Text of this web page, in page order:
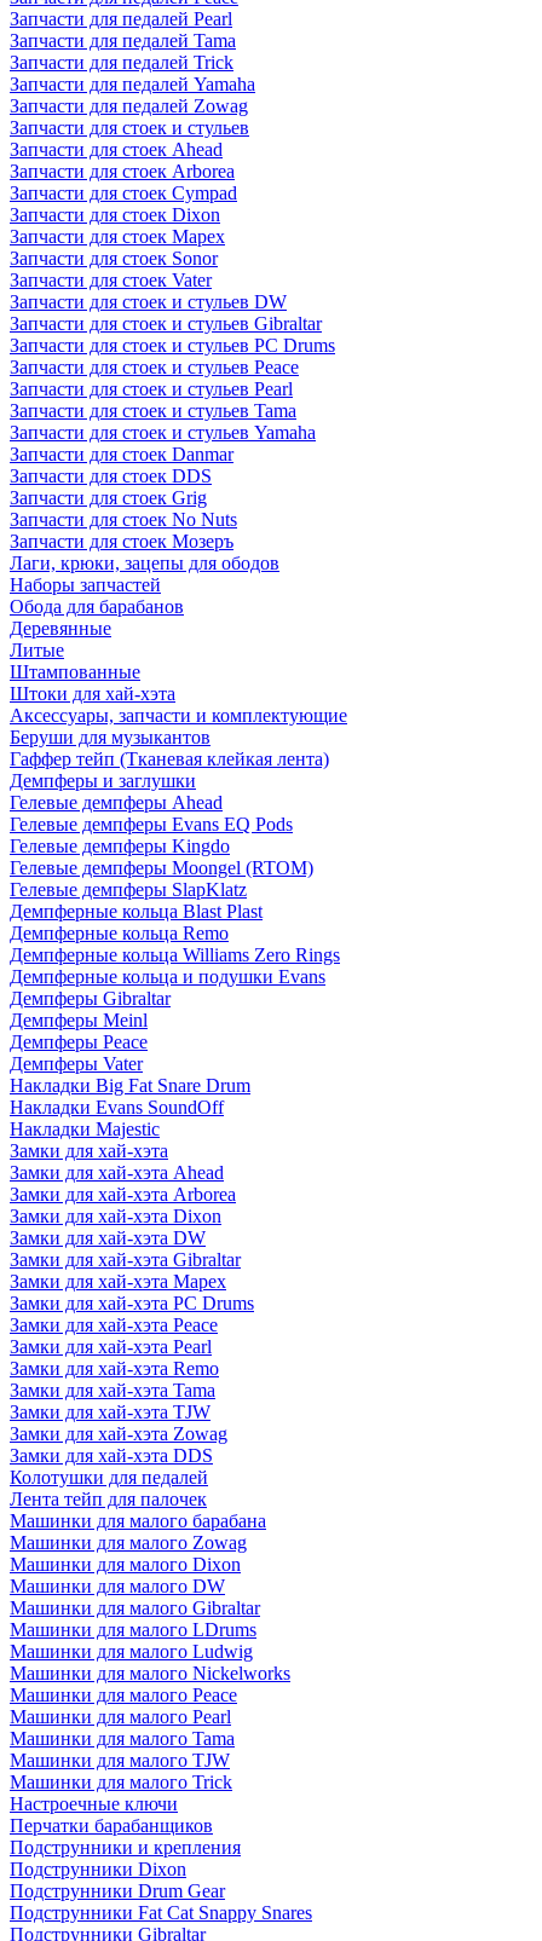
Запчасти для педалей Pearl
Запчасти для педалей Tama
Запчасти для педалей Trick
Запчасти для педалей Yamaha
Запчасти для педалей Zowag
Запчасти для стоек и стульев
Запчасти для стоек Ahead
Запчасти для стоек Arborea
Запчасти для стоек Cympad
Запчасти для стоек Dixon
Запчасти для стоек Mapex
Запчасти для стоек Sonor
Запчасти для стоек Vater
Запчасти для стоек и стульев DW
Запчасти для стоек и стульев Gibraltar
Запчасти для стоек и стульев PC Drums
Запчасти для стоек и стульев Peace
Запчасти для стоек и стульев Pearl
Запчасти для стоек и стульев Tama
Запчасти для стоек и стульев Yamaha
Запчасти для стоек Danmar
Запчасти для стоек DDS
Запчасти для стоек Grig
Запчасти для стоек No Nuts
Запчасти для стоек Мозеръ
Лаги, крюки, зацепы для ободов
Наборы запчастей
Обода для барабанов
Деревянные
Литые
Штампованные
Штоки для хай-хэта
Аксессуары, запчасти и комплектующие
Беруши для музыкантов
Гаффер тейп (Тканевая клейкая лента)
Демпферы и заглушки
Гелевые демпферы Ahead
Гелевые демпферы Evans EQ Pods
Гелевые демпферы Kingdo
Гелевые демпферы Moongel (RTOM)
Гелевые демпферы SlapKlatz
Демпферные кольца Blast Plast
Демпферные кольца Remo
Демпферные кольца Williams Zero Rings
Демпферные кольца и подушки Evans
Демпферы Gibraltar
Демпферы Meinl
Демпферы Peace
Демпферы Vater
Накладки Big Fat Snare Drum
Накладки Evans SoundOff
Накладки Majestic
Замки для хай-хэта
Замки для хай-хэта Ahead
Замки для хай-хэта Arborea
Замки для хай-хэта Dixon
Замки для хай-хэта DW
Замки для хай-хэта Gibraltar
Замки для хай-хэта Mapex
Замки для хай-хэта PC Drums
Замки для хай-хэта Peace
Замки для хай-хэта Pearl
Замки для хай-хэта Remo
Замки для хай-хэта Tama
Замки для хай-хэта TJW
Замки для хай-хэта Zowag
Замки для хай-хэта DDS
Колотушки для педалей
Лента тейп для палочек
Машинки для малого барабана
Машинки для малого Zowag
Машинки для малого Dixon
Машинки для малого DW
Машинки для малого Gibraltar
Машинки для малого LDrums
Машинки для малого Ludwig
Машинки для малого Nickelworks
Машинки для малого Peace
Машинки для малого Pearl
Машинки для малого Tama
Машинки для малого TJW
Машинки для малого Trick
Настроечные ключи
Перчатки барабанщиков
Подструнники и крепления
Подструнники Dixon
Подструнники Drum Gear
Подструнники Fat Cat Snappy Snares
Подструнники Gibraltar